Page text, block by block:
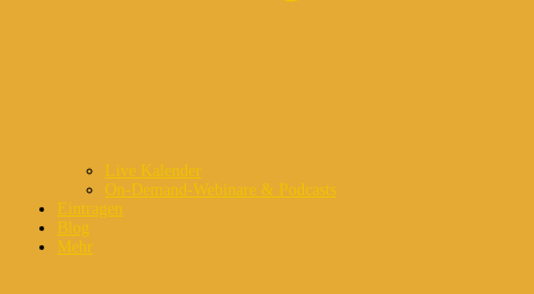
Live Kalender
On-Demand-Webinare & Podcasts
Eintragen
Blog
Mehr